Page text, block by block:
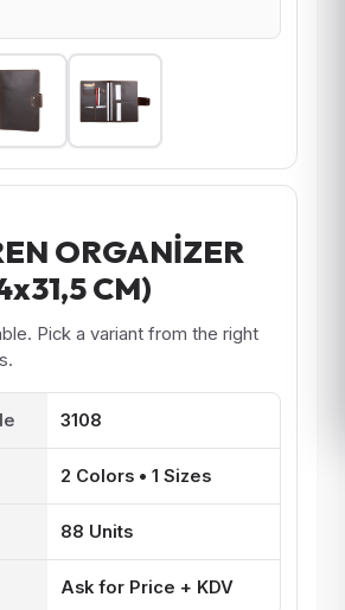
ORGANİZER
CM)
Pick a variant from the right
3108
2 Colors • 1 Sizes
88 Units
Ask for Price + KDV